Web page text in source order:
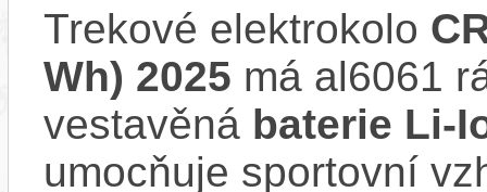
Trekové elektrokolo
Wh) 2025 má al6061
vestavěná baterie Li-
umocňuje sportovní